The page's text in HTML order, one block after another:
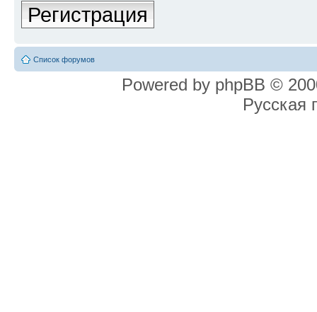
Регистрация
Список форумов
Powered by phpBB ©
Русская